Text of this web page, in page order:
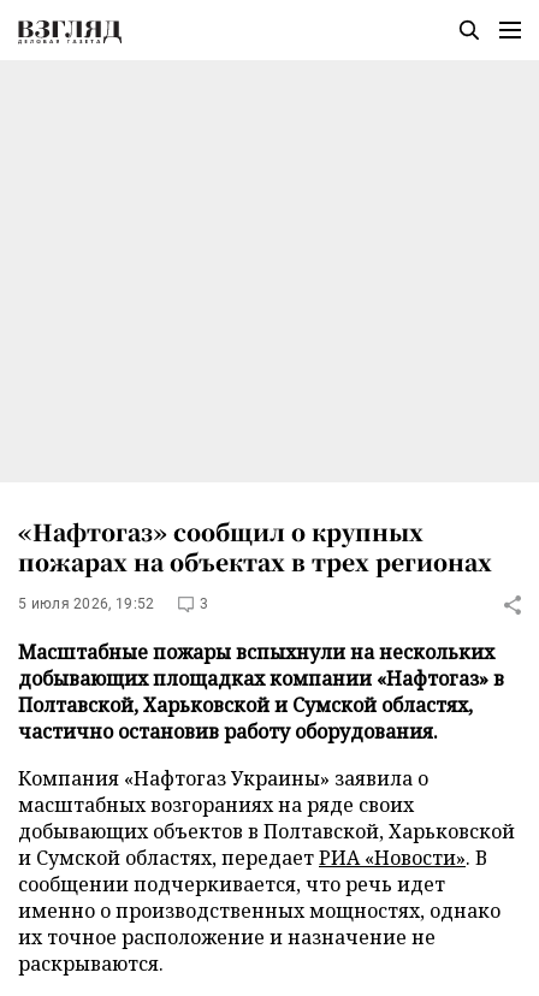
«Нафтогаз» сообщил о крупных
пожарах на объектах в трех регионах
5 июля 2026, 19:52 3
Масштабные пожары вспыхнули на нескольких
добывающих площадках компании «Нафтогаз» в
Полтавской, Харьковской и Сумской областях,
частично остановив работу оборудования.
Компания «Нафтогаз Украины» заявила о
масштабных возгораниях на ряде своих
добывающих объектов в Полтавской, Харьковской
и Сумской областях, передаетРИА «Новости». В
сообщении подчеркивается, что речь идет
именно о производственных мощностях, однако
их точное расположение и назначение не
раскрываются.